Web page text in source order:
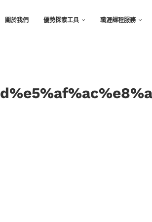
關於我們 優勢探索工具 職涯課程服務